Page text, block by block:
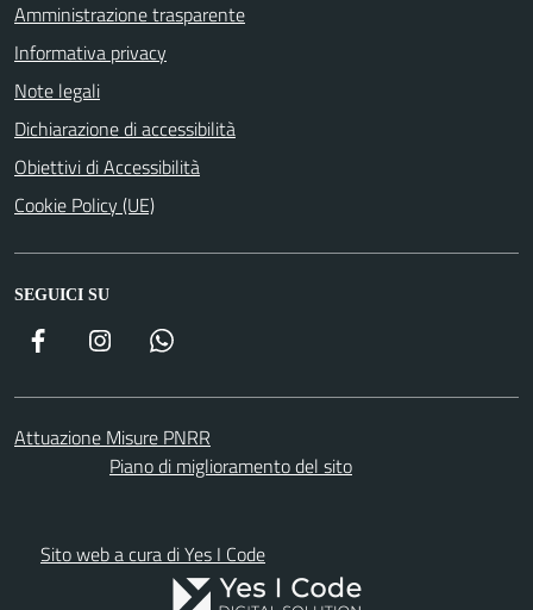
Amministrazione trasparente
Informativa privacy
Note legali
Dichiarazione di accessibilità
Obiettivi di Accessibilità
Cookie Policy (UE)
SEGUICI SU
Facebook Instagram
Attuazione Misure PNRR
Piano di miglioramento del sito
Sito web a cura di Yes I Code